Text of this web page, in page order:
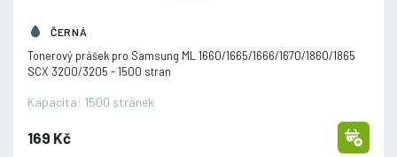
ČERNÁ
Tonerový prášek pro Samsung ML 1660/1665/1666/1670/1860/1865
SCX 3200/3205 - 1500 stran
Kapacita: 1500 stránek
169 Kč